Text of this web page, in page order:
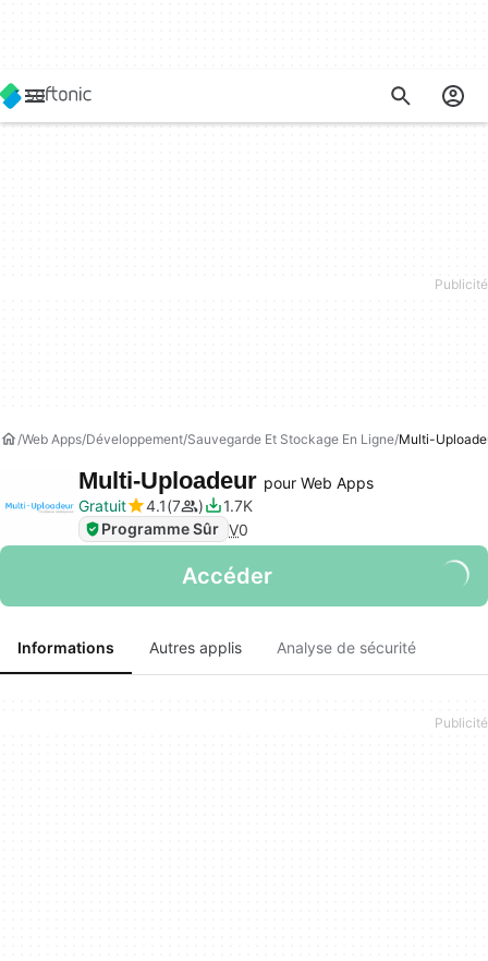
Web Apps Développement Sauvegarde Et Stockage En Ligne Multi-
Multi-Uploadeur pour Web Apps
Gratuit
4.1 7
1.7K
Programme Sûr V0
Accéder
Informations Autres applis Analyse de sécurité